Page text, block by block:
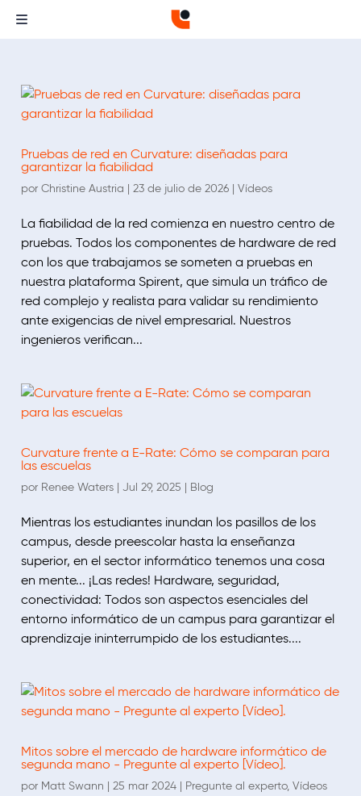
Pruebas de red en Curvature: diseñadas para
garantizar la fiabilidad
por Christine Austria | 23 de julio de 2026 | Vídeos
La fiabilidad de la red comienza en nuestro centro de
pruebas. Todos los componentes de hardware de red
con los que trabajamos se someten a pruebas en
nuestra plataforma Spirent, que simula un tráfico de
red complejo y realista para validar su rendimiento
ante exigencias de nivel empresarial. Nuestros
ingenieros verifican...
Curvature frente a E-Rate: Cómo se comparan para
las escuelas
por Renee Waters | Jul 29, 2025 | Blog
Mientras los estudiantes inundan los pasillos de los
campus, desde preescolar hasta la enseñanza
superior, en el sector informático tenemos una cosa
en mente... ¡Las redes! Hardware, seguridad,
conectividad: Todos son aspectos esenciales del
entorno informático de un campus para garantizar el
aprendizaje ininterrumpido de los estudiantes....
Mitos sobre el mercado de hardware informático de
segunda mano - Pregunte al experto [Vídeo].
por Matt Swann | 25 mar 2024 | Pregunte al experto, Vídeos